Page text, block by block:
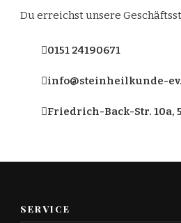
Du erreichst unsere
0151 24190671
info@steinheilkunde-
Friedrich-Back-Str. 10a,
SERVICE